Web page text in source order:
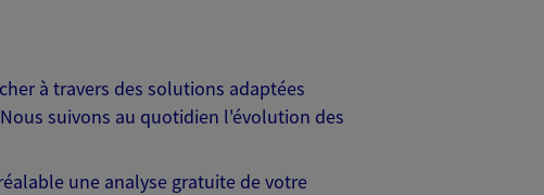
à travers des solutions adaptées
suivons au quotidien l'évolution des
une analyse gratuite de votre